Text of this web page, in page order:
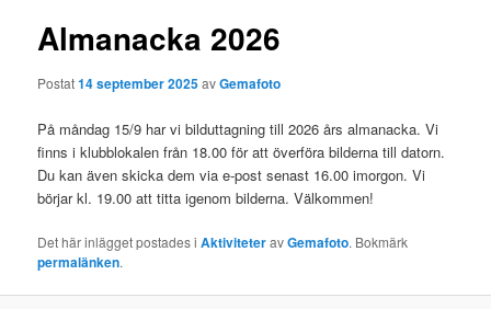
Almanacka 2026
Postat14 september 2025avGemafoto
På måndag 15/9 har vi bilduttagning till 2026 års almanacka. Vi
finns i klubblokalen från 18.00 för att överföra bilderna till datorn.
Du kan även skicka dem via e-post senast 16.00 imorgon. Vi
börjar kl. 19.00 att titta igenom bilderna. Välkommen!
Det här inlägget postades iAktiviteteravGemafoto. Bokmärk
permalänken.